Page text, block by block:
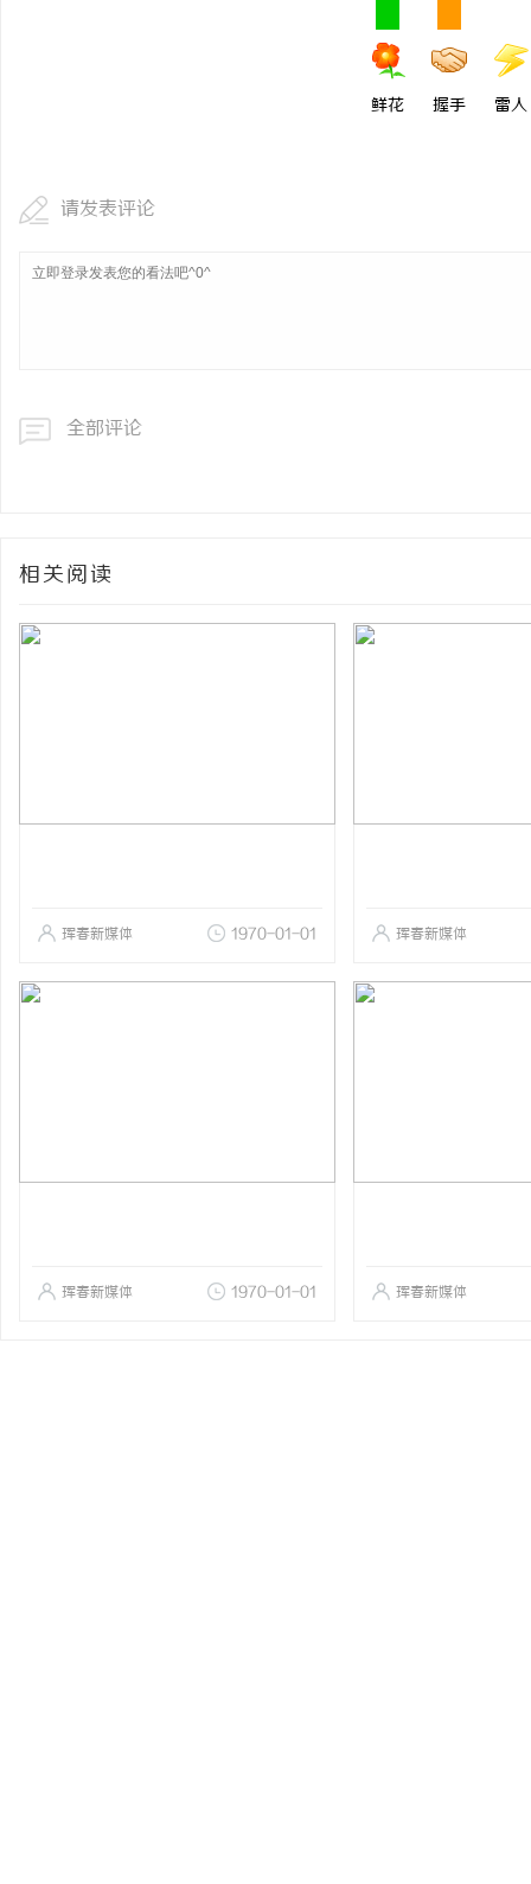
鲜花 握手 雷人
请发表评论
全部评论
相关阅读
珲春新媒体 1970-01-01 珲春新媒体
珲春新媒体 1970-01-01 珲春新媒体